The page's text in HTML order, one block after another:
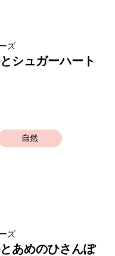
ズ
シュガーハート
自然
ズ
あめのひさんぽ